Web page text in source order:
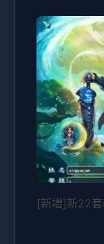
[新増]新22